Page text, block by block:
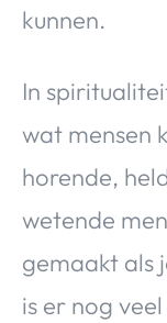
kunnen.
In
wat mensen
horende,
wetende
gemaakt als
is er nog